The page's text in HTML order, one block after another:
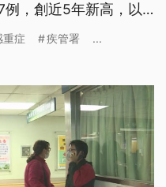
，創近5年新高，以
劑新肺鏈疫苗20價，
重症 疾管署 ...